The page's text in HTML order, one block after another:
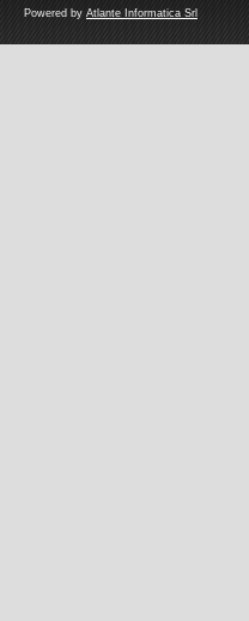
Powered by Atlante Informatica Srl